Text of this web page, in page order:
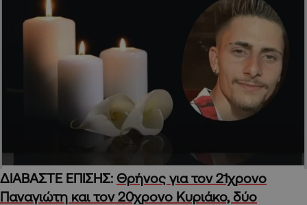
ΔΙΑΒΑΣΤΕ ΕΠΙΣΗΣ: Θρήνος για τον 21χρονο
Παναγιώτη και τον 20χρονο Κυριάκο, δύο